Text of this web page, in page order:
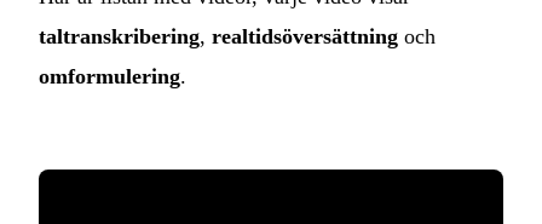
taltranskribering, realtidsöversättning och
omformulering.